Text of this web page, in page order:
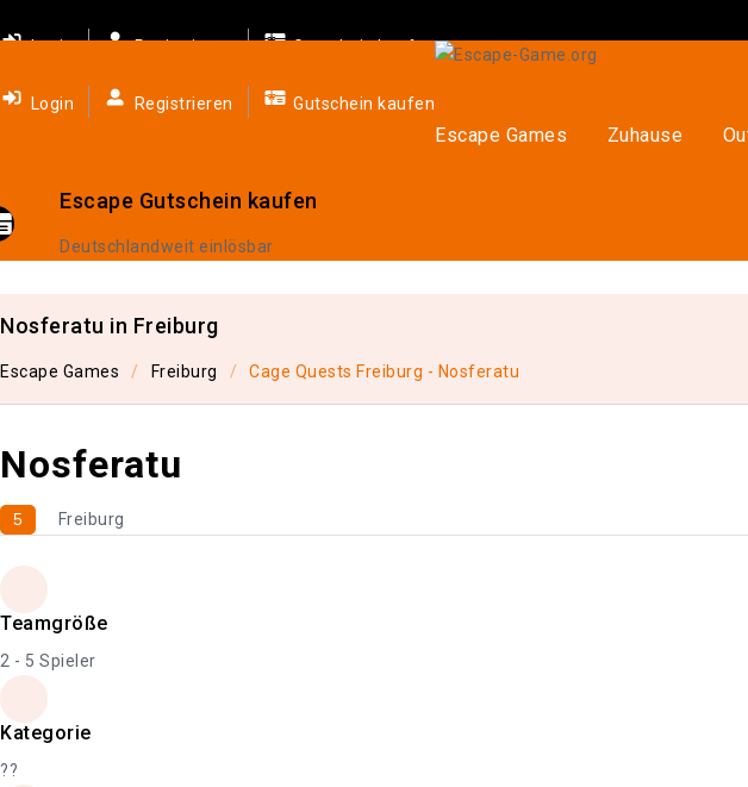
Login Registrieren Gutschein kaufen
Login Registrieren Gutschein kaufen
Escape Games Zuhause
Escape Gutschein kaufen
Deutschlandweit einlösbar
Nosferatu in Freiburg
Escape Games Freiburg Cage Quests Freiburg - Nosferatu
Nosferatu
5 Freiburg
Teamgröße
2 - 5 Spieler
Kategorie
??